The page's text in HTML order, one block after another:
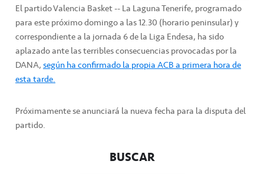
El partido Valencia Basket -- La Laguna Tenerife, programado
para este próximo domingo a las 12.30 (horario peninsular) y
correspondiente a la jornada 6 de la Liga Endesa, ha sido
aplazado ante las terribles consecuencias provocadas por la
DANA,según ha confirmado la propia ACB a primera hora de
esta tarde.
Próximamente se anunciará la nueva fecha para la disputa del
partido.
BUSCAR